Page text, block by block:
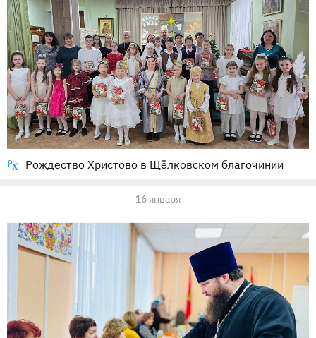
Рождество Христово в Щёлковском благочинии
16 января